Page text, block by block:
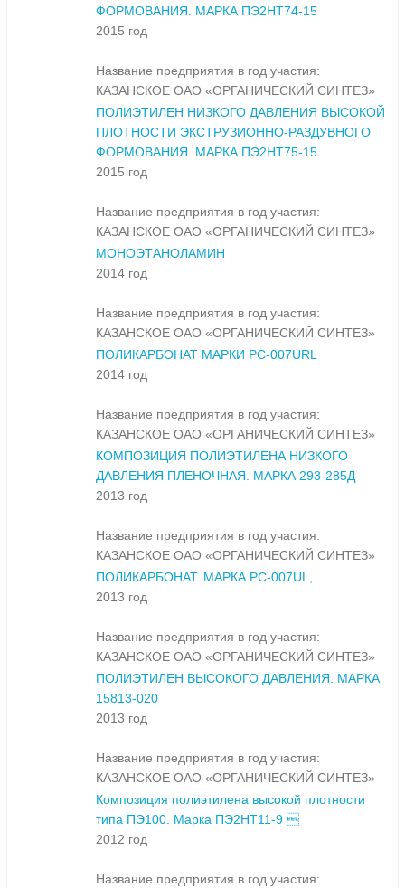
ФОРМОВАНИЯ. МАРКА ПЭ2НТ74-15
2015 год
Название предприятия в год участия:
КАЗАНСКОЕ ОАО «ОРГАНИЧЕСКИЙ СИНТЕЗ»
ПОЛИЭТИЛЕН НИЗКОГО ДАВЛЕНИЯ ВЫСОКОЙ
ПЛОТНОСТИ ЭКСТРУЗИОННО-РАЗДУВНОГО
ФОРМОВАНИЯ. МАРКА ПЭ2НТ75-15
2015 год
Название предприятия в год участия:
КАЗАНСКОЕ ОАО «ОРГАНИЧЕСКИЙ СИНТЕЗ»
МОНОЭТАНОЛАМИН
2014 год
Название предприятия в год участия:
КАЗАНСКОЕ ОАО «ОРГАНИЧЕСКИЙ СИНТЕЗ»
ПОЛИКАРБОНАТ МАРКИ PC-007URL
2014 год
Название предприятия в год участия:
КАЗАНСКОЕ ОАО «ОРГАНИЧЕСКИЙ СИНТЕЗ»
КОМПОЗИЦИЯ ПОЛИЭТИЛЕНА НИЗКОГО
ДАВЛЕНИЯ ПЛЕНОЧНАЯ. МАРКА 293-285Д
2013 год
Название предприятия в год участия:
КАЗАНСКОЕ ОАО «ОРГАНИЧЕСКИЙ СИНТЕЗ»
ПОЛИКАРБОНАТ. МАРКА PC-007UL,
2013 год
Название предприятия в год участия:
КАЗАНСКОЕ ОАО «ОРГАНИЧЕСКИЙ СИНТЕЗ»
ПОЛИЭТИЛЕН ВЫСОКОГО ДАВЛЕНИЯ. МАРКА
15813-020
2013 год
Название предприятия в год участия:
КАЗАНСКОЕ ОАО «ОРГАНИЧЕСКИЙ СИНТЕЗ»
Композиция полиэтилена высокой плотности
типа ПЭ100. Марка ПЭ2НТ11-9 
2012 год
Название предприятия в год участия: